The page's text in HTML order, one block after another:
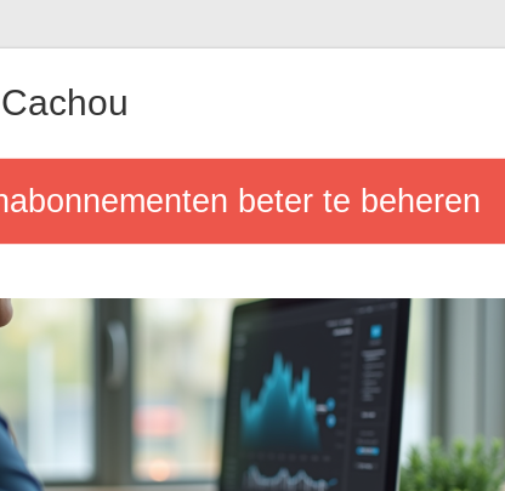
beter te beheren